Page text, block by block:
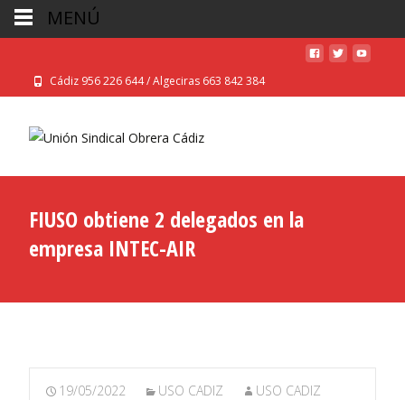
Cádiz 956 226 644 / Algeciras 663 842 384
FIUSO obtiene 2 delegados en la
empresa INTEC-AIR
19/05/2022 USO CADIZ USO CADIZ
MENÚ